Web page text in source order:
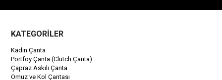
KATEGORİLER
Kadın Çanta
Portföy Çanta (Clutch Çanta)
Çapraz Askılı Çanta
Omuz ve Kol Çantası